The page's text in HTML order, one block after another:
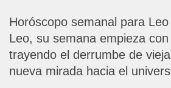
Horóscopo semanal para Leo
Leo, su semana empieza
trayendo el derrumbe de
nueva mirada hacia el